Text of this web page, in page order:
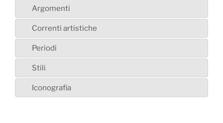
Argomenti
Correnti artistiche
Periodi
Stili
Iconografia